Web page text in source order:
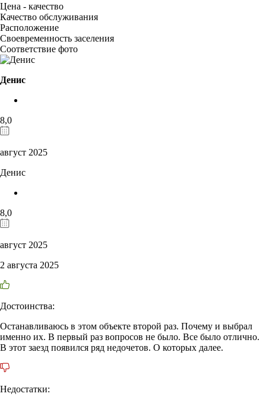
Цена - качество
Качество обслуживания
Расположение
Своевременность заселения
Соответствие фото
Денис
8,0
август 2025
Денис
8,0
август 2025
2 августа 2025
Достоинства:
Останавливаюсь в этом объекте второй раз. Почему и выбрал
именно их. В первый раз вопросов не было. Все было отлично.
В этот заезд появился ряд недочетов. О которых далее.
Недостатки: